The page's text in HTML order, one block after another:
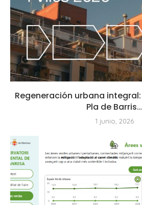
Regeneración urbana
Pla de Barris...
1 junio, 2026